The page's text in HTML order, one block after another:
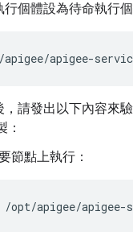
個體設為待命執行個
apigee-
，請發出以下內容來
：
節點上執行：
/opt/apigee/apigee-